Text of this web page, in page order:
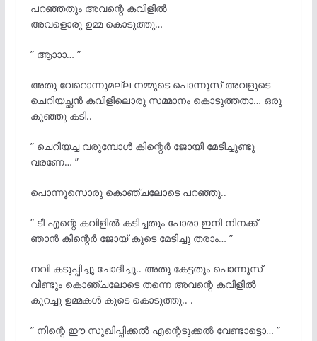
പറഞ്ഞതും അവന്റെ കവിളിൽ
അവളൊരു ഉമ്മകൊടുത്തു…
” ആാാാ… ”
അതു വേറൊന്നുമല്ല നമ്മുടെ പൊന്നൂസ് അവളുടെ
ചെറിയച്ഛൻ കവിളിലൊരു സമ്മാനം കൊടുത്തതാ… ഒരു
കുഞ്ഞു കടി..
” ചെറിയച്ച വരുമ്പോൾ കിന്റെർ ജോയി മേടിച്ചുണ്ടു
വരണേ… ”
പൊന്നൂസൊരു കൊഞ്ചലോടെ പറഞ്ഞു..
” ടീ എന്റെ കവിളിൽ കടിച്ചതും പോരാ ഇനി നിനക്ക്
ഞാൻ കിന്റെർ ജോയ് കുടെ മേടിച്ചു തരാം… ”
നവി കടുപ്പിച്ചു ചോദിച്ചു.. അതു കേട്ടതും പൊന്നൂസ്
വീണ്ടും കൊഞ്ചലോടെ തന്നെ അവന്റെ കവിളിൽ
കുറച്ചു ഉമ്മകൾ കുടെ കൊടുത്തു.. .
” നിന്റെ ഈ സുഖിപ്പിക്കൽ എന്റെടുക്കൽ വേണ്ടാട്ടൊ… ”